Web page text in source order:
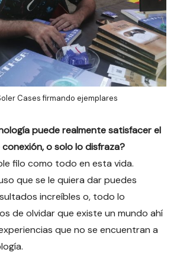
Cases firmando ejemplares
puede realmente satisfacer el
o solo lo disfraza?
filo como todo en esta vida.
que se le quiera dar puedes
increíbles o, todo lo
de olvidar que existe un mundo ahí
que no se encuentran a